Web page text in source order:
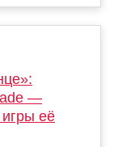
—
игры её